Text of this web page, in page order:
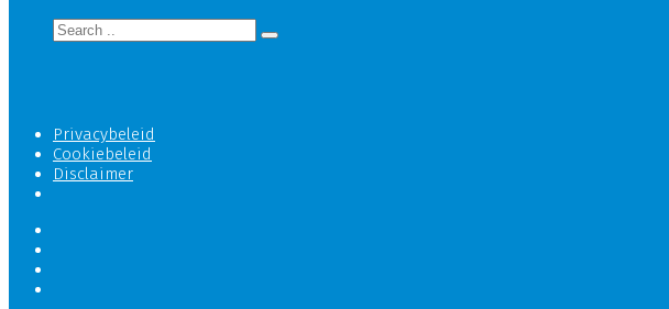
Privacybeleid
Cookiebeleid
Disclaimer